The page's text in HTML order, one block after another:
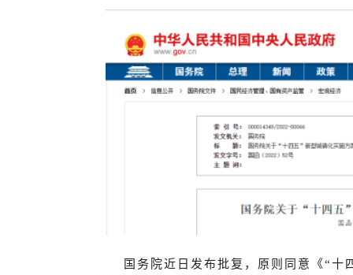
国务院近日发布批复，原则同意《“